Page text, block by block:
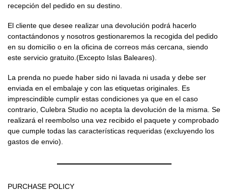
recepción del pedido en su destino.
El cliente que desee realizar una devolución podrá hacerlo
contactándonos y nosotros gestionaremos la recogida del pedido
en su domicilio o en la oficina de correos más cercana, siendo
este servicio gratuito.(Excepto Islas Baleares).
La prenda no puede haber sido ni lavada ni usada y debe ser
enviada en el embalaje y con las etiquetas originales. Es
imprescindible cumplir estas condiciones ya que en el caso
contrario, Culebra Studio no acepta la devolución de la misma. Se
realizará el reembolso una vez recibido el paquete y comprobado
que cumple todas las características requeridas (excluyendo los
gastos de envio).
PURCHASE POLICY